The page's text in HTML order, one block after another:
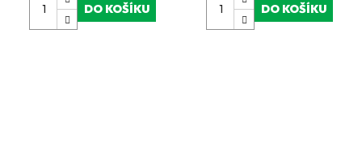
DO KOŠÍKU DO KOŠÍKU